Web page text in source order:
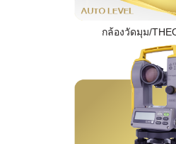
กล้องวัดมุม/